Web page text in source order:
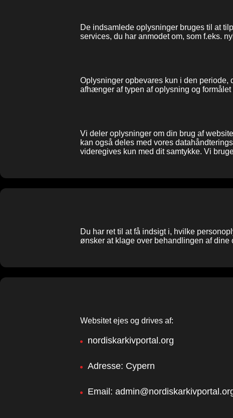
De indsamlede oplysninger bruges til at
services, du har anmodet om, som f.eks.
Oplysninger opbevares kun i den
afhænger af typen af oplysning og
Vi deler oplysninger om din brug af
kan også deles med vores
videregives kun med dit samtykke. Vi
Du har ret til at få indsigt i, hvilke
ønsker at klage over behandlingen af dine
Websitet ejes og drives af:
nordiskarkivportal.org
Adresse: Cypern
Email: